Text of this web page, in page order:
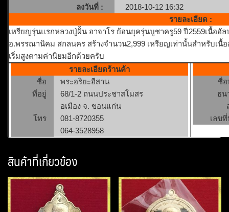
ลงวันที่ :
2018-10-12 16:32
รายละเอียด :
เหรียญรุ่นแรกหลวงปู่ฝั้น อาจาโร ย้อนยุครุ่นบูชาครู59 ปี2559เนื้ออั
อ.พรรณานิคม สกลนคร สร้างจำนวน2,999 เหรียญเท่านั้นสำหรับเ
เริ่มสูงตามค่านิยมอีกด้วยครับ
รายละเอียดร้านค้า
ชื่อ
พระอริยะอีสาน
ที่อยู่
68/1-2 ถนนประชาสโมสร
อเมือง จ. ขอนแก่น
โทร
081-8720355
064-3528958
ชื่
ธน
เลข
สินค้าที่เกี่ยวข้อง